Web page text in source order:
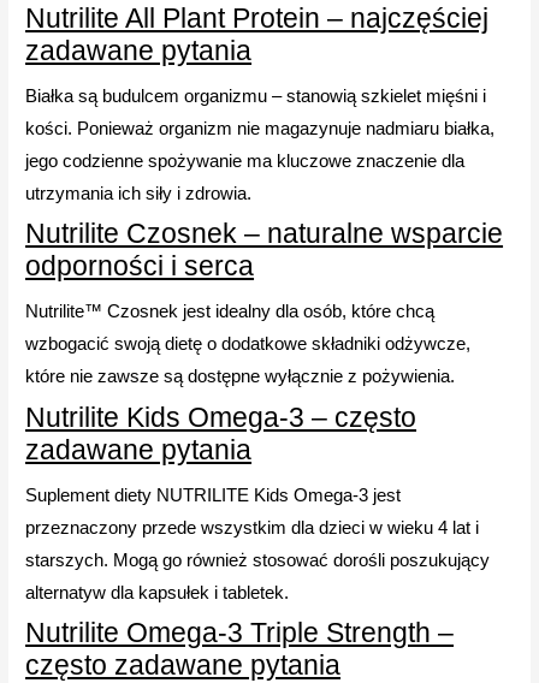
Nutrilite All Plant Protein – najczęściej
zadawane pytania
Białka są budulcem organizmu – stanowią szkielet mięśni i
kości. Ponieważ organizm nie magazynuje nadmiaru białka,
jego codzienne spożywanie ma kluczowe znaczenie dla
utrzymania ich siły i zdrowia.
Nutrilite Czosnek – naturalne wsparcie
odporności i serca
Nutrilite™ Czosnek jest idealny dla osób, które chcą
wzbogacić swoją dietę o dodatkowe składniki odżywcze,
które nie zawsze są dostępne wyłącznie z pożywienia.
Nutrilite Kids Omega-3 – często
zadawane pytania
Suplement diety NUTRILITE Kids Omega-3 jest
przeznaczony przede wszystkim dla dzieci w wieku 4 lat i
starszych. Mogą go również stosować dorośli poszukujący
alternatyw dla kapsułek i tabletek.
Nutrilite Omega-3 Triple Strength –
często zadawane pytania